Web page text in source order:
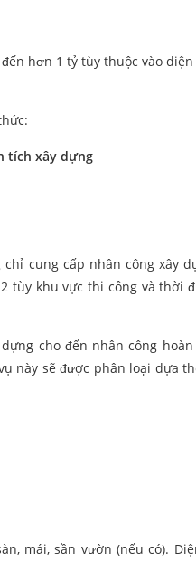
hơn 1 tỷ tùy thuộc vào
tích xây dựng
cung cấp nhân công xây
tùy khu vực thi công và thời
cho đến nhân công
này sẽ được phân loại dựa
mái, sần vườn (nếu có).